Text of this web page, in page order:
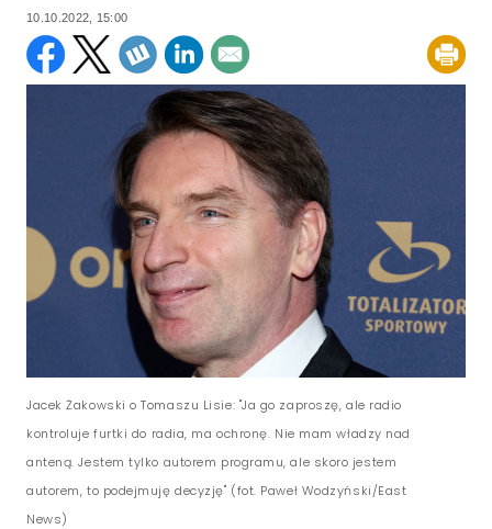
10.10.2022, 15:00
Jacek Żakowski o Tomaszu Lisie: "Ja go zaproszę, ale radio
kontroluje furtki do radia, ma ochronę. Nie mam władzy nad
anteną. Jestem tylko autorem programu, ale skoro jestem
autorem, to podejmuję decyzję" (fot. Paweł Wodzyński/East
News)